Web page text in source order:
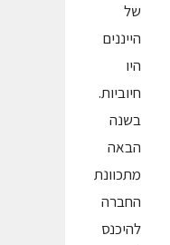
של
הייננים
היו
חיוביות.
בשנה
הבאה
מתכוונת
החברה
להיכנס